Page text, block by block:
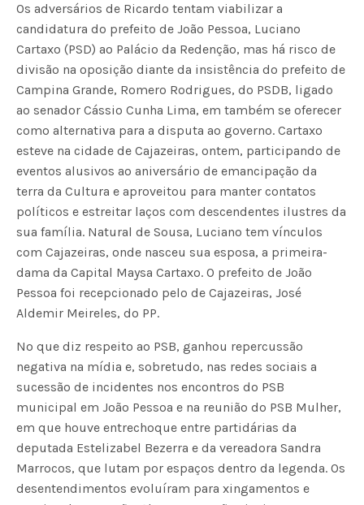
Os adversários de Ricardo tentam viabilizar a
candidatura do prefeito de João Pessoa, Luciano
Cartaxo (PSD) ao Palácio da Redenção, mas há risco de
divisão na oposição diante da insistência do prefeito de
Campina Grande, Romero Rodrigues, do PSDB, ligado
ao senador Cássio Cunha Lima, em também se oferecer
como alternativa para a disputa ao governo. Cartaxo
esteve na cidade de Cajazeiras, ontem, participando de
eventos alusivos ao aniversário de emancipação da
terra da Cultura e aproveitou para manter contatos
políticos e estreitar laços com descendentes ilustres da
sua família. Natural de Sousa, Luciano tem vínculos
com Cajazeiras, onde nasceu sua esposa, a primeira-
dama da Capital Maysa Cartaxo. O prefeito de João
Pessoa foi recepcionado pelo de Cajazeiras, José
Aldemir Meireles, do PP.
No que diz respeito ao PSB, ganhou repercussão
negativa na mídia e, sobretudo, nas redes sociais a
sucessão de incidentes nos encontros do PSB
municipal em João Pessoa e na reunião do PSB Mulher,
em que houve entrechoque entre partidárias da
deputada Estelizabel Bezerra e da vereadora Sandra
Marrocos, que lutam por espaços dentro da legenda. Os
desentendimentos evoluíram para xingamentos e